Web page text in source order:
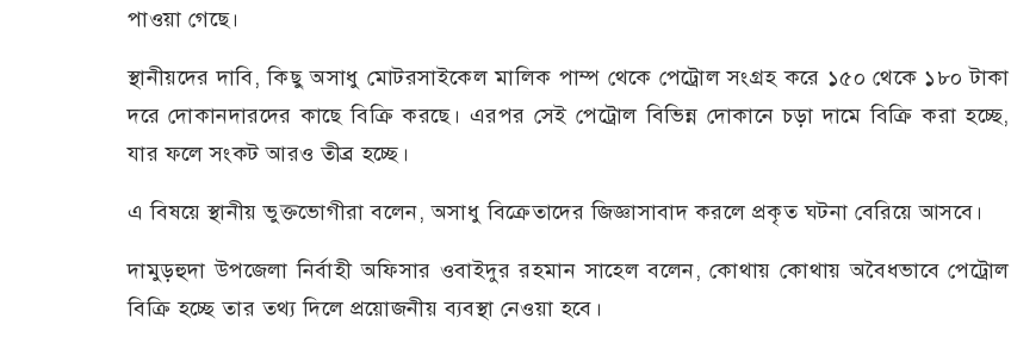
পাওয়া গেছে।
স্থানীয়দের দাবি, কিছু অসাধু মোটরসাইকেল মালিক পাম্প থেকে পেট্রোল সংগ্রহ করে ১৫০ থেকে ১৮০ টাকা
দরে দোকানদারদের কাছে বিক্রি করছে। এরপর সেই পেট্রোল বিভিন্ন দোকানে চড়া দামে বিক্রি করা হচ্ছে,
যার ফলে সংকট আরও তীব্র হচ্ছে।
এ বিষয়ে স্থানীয় ভুক্তভোগীরা বলেন, অসাধু বিক্রেতাদের জিজ্ঞাসাবাদ করলে প্রকৃত ঘটনা বেরিয়ে আসবে।
দামুড়হুদা উপজেলা নির্বাহী অফিসার ওবাইদুর রহমান সাহেল বলেন, কোথায় কোথায় অবৈধভাবে পেট্রোল
বিক্রি হচ্ছে তার তথ্য দিলে প্রয়োজনীয় ব্যবস্থা নেওয়া হবে।